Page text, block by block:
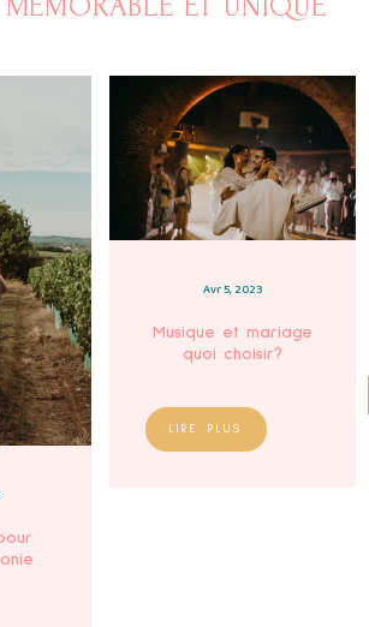
ET UNIQUE
Avr 5, 2023
Musique et mariage
quoi choisir?
LIRE PLUS